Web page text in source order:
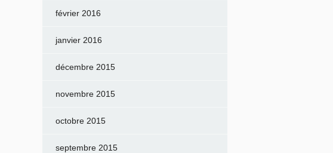
février 2016
janvier 2016
décembre 2015
novembre 2015
octobre 2015
septembre 2015